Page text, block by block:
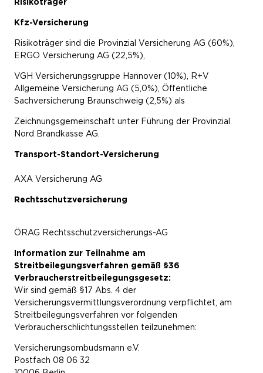
Kfz-Versicherung
Risikoträger sind die Provinzial Versicherung AG (60%),
ERGO Versicherung AG (22,5%),
VGH Versicherungsgruppe Hannover (10%), R+V
Allgemeine Versicherung AG (5,0%), Öffentliche
Sachversicherung Braunschweig (2,5%) als
Zeichnungsgemeinschaft unter Führung der Provinzial
Nord Brandkasse AG.
Transport-Standort-Versicherung
AXA Versicherung AG
Rechtsschutzversicherung
ÖRAG Rechtsschutzversicherungs-AG
Information zur Teilnahme am
Streitbeilegungsverfahren gemäß §36
Verbraucherstreitbeilegungsgesetz:
Wir sind gemäß §17 Abs. 4 der
Versicherungsvermittlungsverordnung verpflichtet, am
Streitbeilegungsverfahren vor folgenden
Verbraucherschlichtungsstellen teilzunehmen:
Versicherungsombudsmann e.V.
Postfach 08 06 32